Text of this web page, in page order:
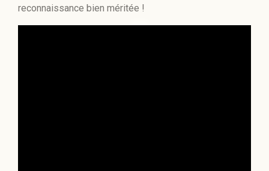
reconnaissance bien méritée !